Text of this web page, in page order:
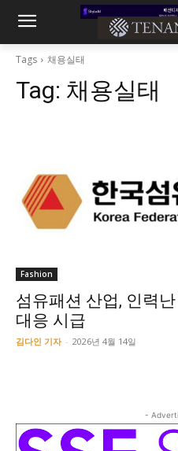
Tags 채용실태
Tag: 채용실태
Fashion
섬유패션 산업, 인력
대응 시급
김다인 기자 - 2026년 4월 14일
-